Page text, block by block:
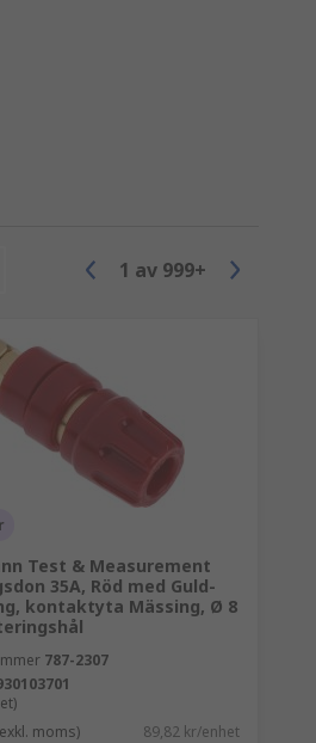
1 av 999+
Test & Measurement
35A, Röd med Guld-
kontaktyta Mässing, Ø 8
787-2307
moms) 89,82 kr/enhet